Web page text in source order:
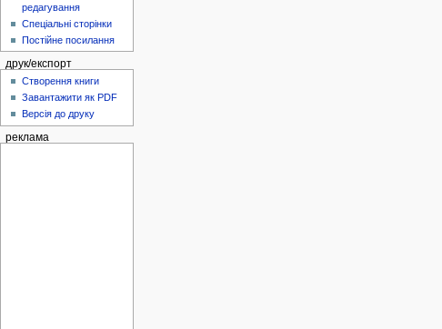
редагування
Спеціальні сторінки
Постійне посилання
друк/експорт
Створення книги
Завантажити як PDF
Версія до друку
реклама